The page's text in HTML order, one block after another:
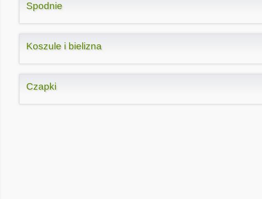
Spodnie
Koszule i bielizna
Czapki